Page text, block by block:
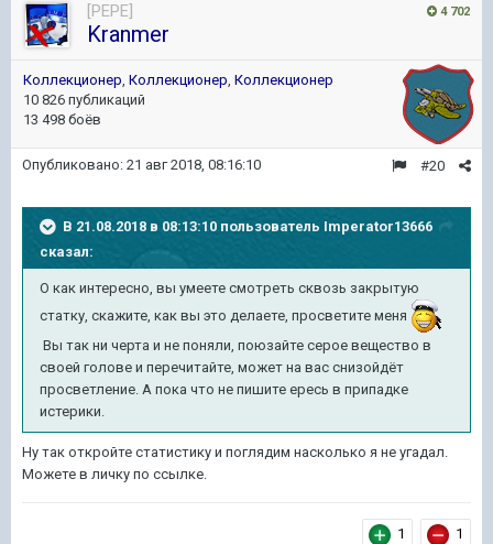
4 702
[PEPE]
Kranmer
Коллекционер, Коллекционер, Коллекционер
10 826 публикаций
13 498 боёв
#20
Опубликовано: 21 авг 2018, 08:16:10
В 21.08.2018 в 08:13:10 пользователь Imperator13666
сказал:
О как интересно, вы умеете смотреть сквозь закрытую
статку, скажите, как вы это делаете, просветите меня
Вы так ни черта и не поняли, поюзайте серое вещество в
своей голове и перечитайте, может на вас снизойдёт
просветление. А пока что не пишите ересь в припадке
истерики.
Ну так откройте статистику и поглядим насколько я не угадал.
Можете в личку по ссылке.
1 1